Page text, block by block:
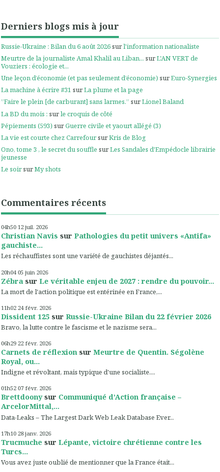
Derniers blogs mis à jour
Russie-Ukraine : Bilan du 6 août 2026surl'information nationaliste
Meurtre de la journaliste Amal Khalil au Liban... surL'AN VERT de
Vouziers : écologie et...
Une leçon d’économie (et pas seulement d’économie) surEuro-Synergies
La machine à écrire #31 surLa plume et la page
”Faire le plein [de carburant] sans larmes.” surLionel Baland
La BD du mois : surle croquis de côté
Pépiements (593) surGuerre civile et yaourt allégé (3)
La vie est courte chez CarrefoursurKris de Blog
Ono, tome 3 , le secret du souffle surLes Sandales d'Empédocle librairie
jeunesse
Le soirsurMy shots
Commentaires récents
04h50 12 juil. 2026
Christian Navis sur Pathologies du petit univers «Antifa»
gauchiste...
Les réchauffistes sont une variété de gauchistes déjantés...
20h04 05 juin 2026
Zébra sur Le véritable enjeu de 2027 : rendre du pouvoir...
La mort de l'action politique est entérinée en France,...
11h02 24 févr. 2026
Dissident 125 sur Russie-Ukraine Bilan du 22 février 2026
Bravo, la lutte contre le fascisme et le nazisme sera...
06h29 22 févr. 2026
Carnets de réflexion sur Meurtre de Quentin. Ségolène
Royal, ou...
Indigne et révoltant, mais typique d'une socialiste....
01h52 07 févr. 2026
Brettdoonysur Communiqué d’Action française –
ArcelorMittal,...
Data-Leaks – The Largest Dark Web Leak Database Ever...
17h10 28 janv. 2026
Trucmuche sur Lépante, victoire chrétienne contre les
Turcs...
Vous avez juste oublié de mentionner que la France était...